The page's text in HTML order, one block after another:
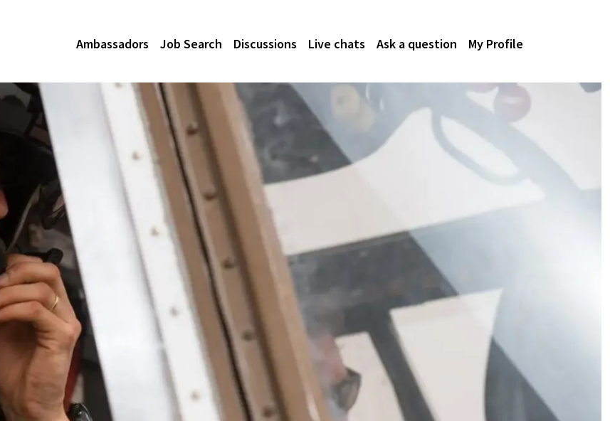
Ambassadors Job Search Discussions Live chats Ask a question My Profile